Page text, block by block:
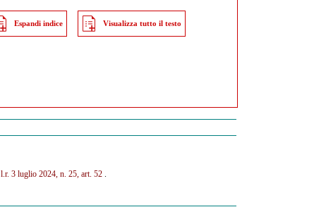
Espandi indice Visualizza tutto il testo
l.r. 3 luglio 2024, n. 25, art. 52.